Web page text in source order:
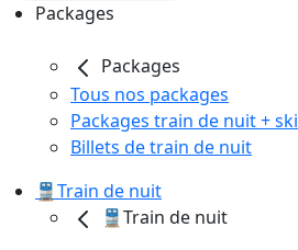
Packages
Packages
Tous nos packages
Packages train de nuit + ski
Billets de train de nuit
🚆Train de nuit
🚆Train de nuit